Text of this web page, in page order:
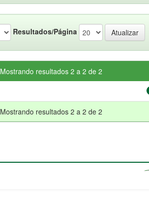
Resultados/Página
Mostrando resultados 2 a 2 de 2
Mostrando resultados 2 a 2 de 2